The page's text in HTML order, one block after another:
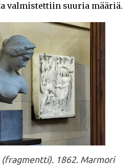
valmistettiin suuria määriä.
(fragmentti). 1862. Marmori